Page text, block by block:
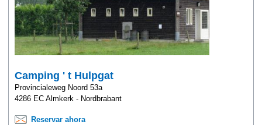
Camping ' t Hulpgat
Provincialeweg Noord 53a
4286 EC Almkerk - Nordbrabant
Reservar ahora